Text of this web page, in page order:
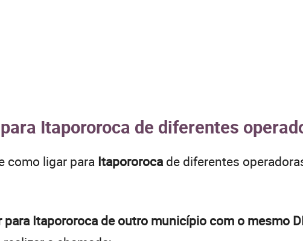
Itapororoca de diferentes
como ligar para Itapororocade diferentes
para Itapororoca de outro município com o mesmo